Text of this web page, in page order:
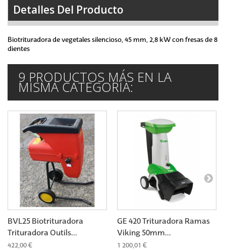
Detalles Del Producto
Biotrituradora de vegetales silencioso, 45 mm, 2,8 kW con fresas de 8
dientes
9 PRODUCTOS MÁS EN LA
MISMA CATEGORÍA:
BVL25 Biotrituradora
Trituradora Outils...
422,00 €
GE 420 Trituradora Ramas
Viking 50mm...
1 200,01 €